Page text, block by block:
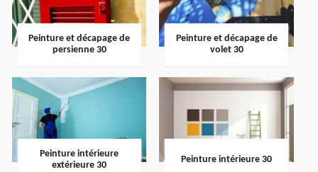
Peinture et décapage de
persienne 30
Peinture et décapage de
volet 30
Peinture intérieure
extérieure 30
Peinture intérieure 30